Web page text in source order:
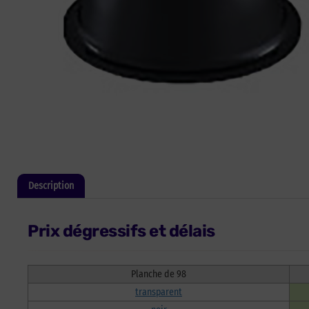
Description
Prix dégressifs et délais
Planche de 98
transparent